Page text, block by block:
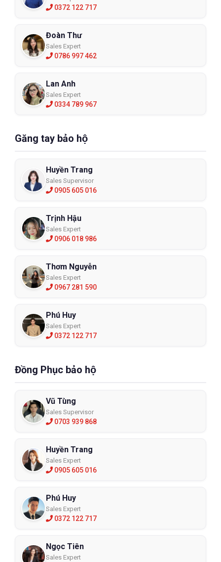
0372 122 717
Đoàn Thư
Sales Expert
0786 997 462
Lan Anh
Sales Expert
0334 789 967
Găng tay bảo hộ
Huyền Trang
Sales Supervisor
0905 605 016
Trịnh Hậu
Sales Expert
0906 018 986
Thơm Nguyễn
Sales Expert
0967 281 590
Phú Huy
Sales Expert
0372 122 717
Đồng Phục bảo hộ
Vũ Tùng
Sales Supervisor
0703 939 868
Huyền Trang
Sales Expert
0905 605 016
Phú Huy
Sales Expert
0372 122 717
Ngọc Tiên
Sales Expert